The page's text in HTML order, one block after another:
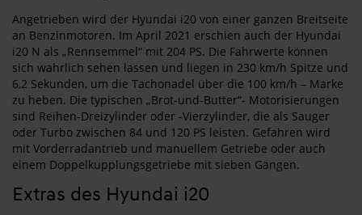
Angetrieben wird der Hyundai i20 von einer ganzen Breitseite
an Benzinmotoren. Im April 2021 erschien auch der Hyundai
i20 N als „Rennsemmel“ mit 204 PS. Die Fahrwerte können
sich wahrlich sehen lassen und liegen in 230 km/h Spitze und
6,2 Sekunden, um die Tachonadel über die 100 km/h – Marke
zu heben. Die typischen „Brot-und-Butter“- Motorisierungen
sind Reihen-Dreizylinder oder -Vierzylinder, die als Sauger
oder Turbo zwischen 84 und 120 PS leisten. Gefahren wird
mit Vorderradantrieb und manuellem Getriebe oder auch
einem Doppelkupplungsgetriebe mit sieben Gängen.
Extras des Hyundai i20